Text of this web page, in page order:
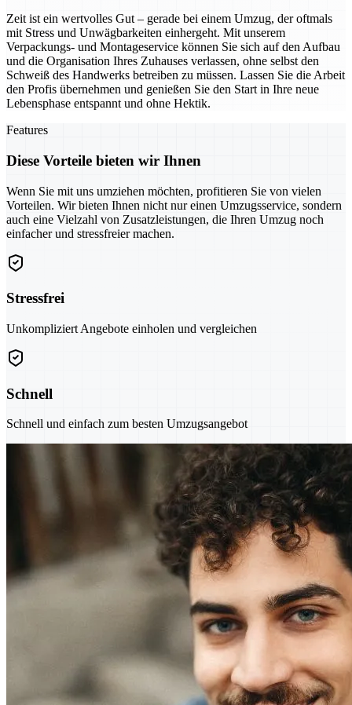
Zeit ist ein wertvolles Gut – gerade bei einem Umzug, der oftmals
mit Stress und Unwägbarkeiten einhergeht. Mit unserem
Verpackungs- und Montageservice können Sie sich auf den Aufbau
und die Organisation Ihres Zuhauses verlassen, ohne selbst den
Schweiß des Handwerks betreiben zu müssen. Lassen Sie die Arbeit
den Profis übernehmen und genießen Sie den Start in Ihre neue
Lebensphase entspannt und ohne Hektik.
Features
Diese Vorteile bieten wir Ihnen
Wenn Sie mit uns umziehen möchten, profitieren Sie von vielen
Vorteilen. Wir bieten Ihnen nicht nur einen Umzugsservice, sondern
auch eine Vielzahl von Zusatzleistungen, die Ihren Umzug noch
einfacher und stressfreier machen.
Stressfrei
Unkompliziert Angebote einholen und vergleichen
Schnell
Schnell und einfach zum besten Umzugsangebot